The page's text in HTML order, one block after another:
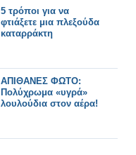
5 τρόποι για να
φτιάξετε μια πλεξούδα
καταρράκτη
AΠΙΘΑΝΕΣ ΦΩΤΟ:
Πολύχρωμα «υγρά»
λουλούδια στον αέρα!